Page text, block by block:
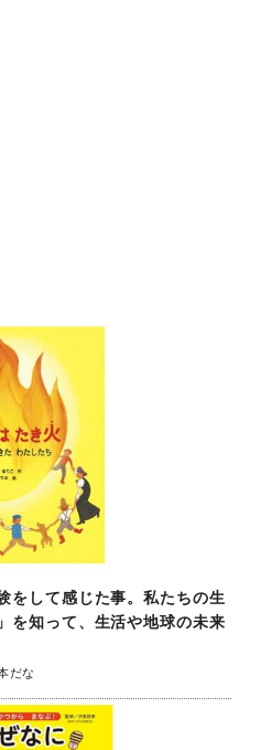
をして感じた事。私たちの生
を知って、生活や地球の未来
だな